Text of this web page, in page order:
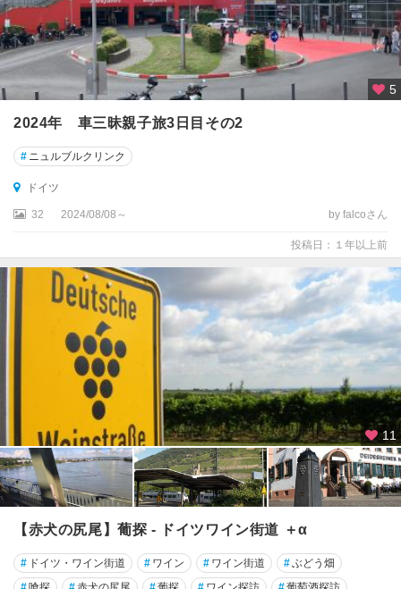
ク
セ
ン
ー
ル
ブ
リ
ン
ー
シ
ュ
タ
イ
シ
5
2024年 車三昧親子旅3日目その2
# ニュルブルクリンク
ドイツ
32 2024/08/08～ by falcoさん
投稿日：１年以上前
11
【赤犬の尻尾】葡探 - ドイツワイン街道 ＋α
# ドイツ・ワイン街道 # ワイン # ワイン街道 #ぶどう畑